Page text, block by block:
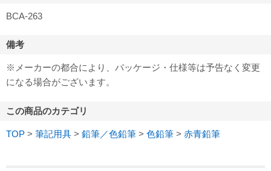
BCA-263
備考
※メーカーの都合により、パッケージ・仕様等は予告なく変更
になる場合がございます。
この商品のカテゴリ
TOP > 筆記用具 > 鉛筆／色鉛筆 > 色鉛筆 > 赤青鉛筆